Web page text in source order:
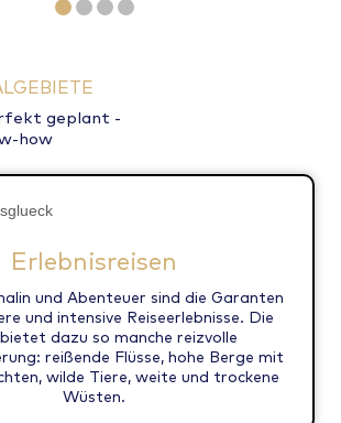
geplant -
how
Erlebnisreisen
und Abenteuer sind die Garanten
und intensive Reiseerlebnisse. Die
dazu so manche reizvolle
reißende Flüsse, hohe Berge mit
wilde Tiere, weite und trockene
Wüsten.